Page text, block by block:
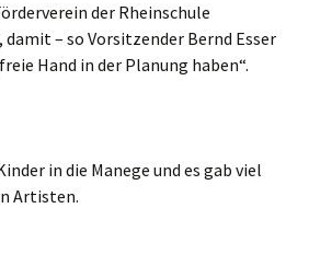
der Rheinschule
– so Vorsitzender Bernd Esser
Hand in der Planung haben“.
in die Manege und es gab viel
Artisten.